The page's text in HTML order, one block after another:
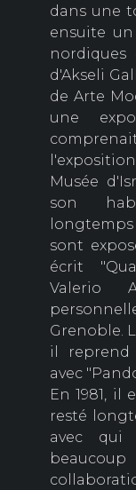
dans une
ensuite
d'Akseli
de Arte
une
Musée
son
longtemps
sont
écrit
Valerio
Grenoble.
il reprend
avec
En 1981,
resté
avec